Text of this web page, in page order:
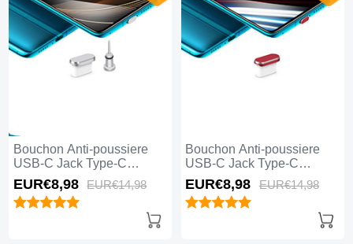
Bouchon Anti-poussiere
USB-C Jack Type-C
Universel H03 pour Apple
iPhone 15 Pro Argent
EUR€8,98 EUR€14,98
Bouchon Anti-poussiere
USB-C Jack Type-C
Universel H02 pour Apple
iPhone 15 Pro Rouge
EUR€8,98 EUR€14,98